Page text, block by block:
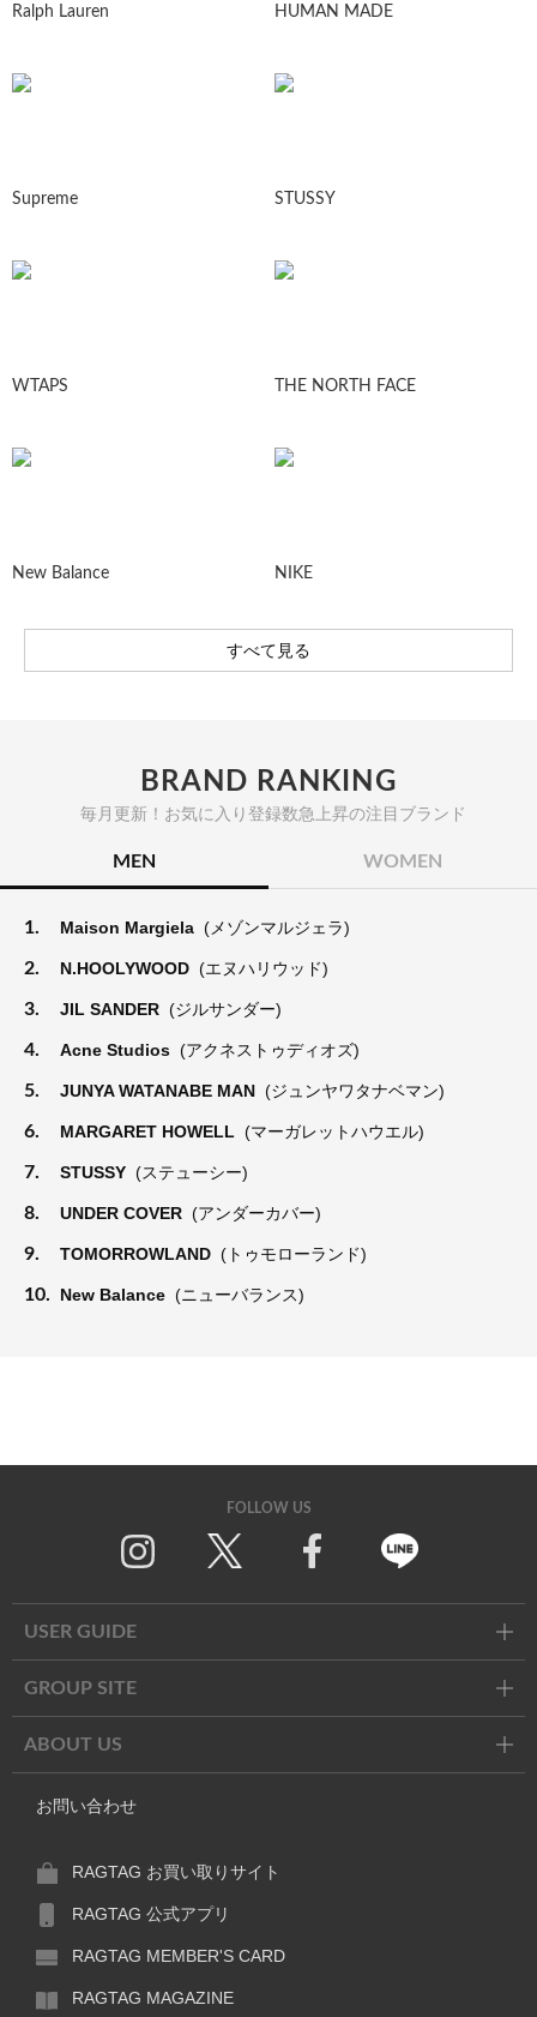
Ralph Lauren HUMAN MADE
Supreme STUSSY
WTAPS THE NORTH FACE
New Balance NIKE
すべて見る
BRAND RANKING
毎月更新！お気に入り登録数急上昇の注目ブランド
MEN WOMEN
1. Maison Margiela (メゾンマルジェラ)
2. N.HOOLYWOOD (エヌハリウッド)
3. JIL SANDER (ジルサンダー)
4. Acne Studios (アクネストゥディオズ)
5. JUNYA WATANABE MAN (ジュンヤワタナベマン)
6. MARGARET HOWELL (マーガレットハウエル)
7. STUSSY (ステューシー)
8. UNDER COVER (アンダーカバー)
9. TOMORROWLAND (トゥモローランド)
10. New Balance (ニューバランス)
FOLLOW US
USER GUIDE
GROUP SITE
ABOUT US
お問い合わせ
RAGTAG お買い取りサイト
RAGTAG 公式アプリ
RAGTAG MEMBER'S CARD
RAGTAG MAGAZINE